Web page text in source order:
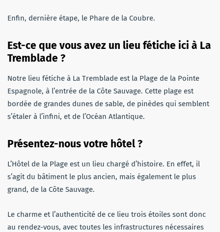
Enfin, dernière étape, le Phare de la Coubre.
Est-ce que vous avez un lieu fétiche ici à La
Tremblade ?
Notre lieu fétiche à La Tremblade est la Plage de la Pointe
Espagnole, à l’entrée de la Côte Sauvage. Cette plage est
bordée de grandes dunes de sable, de pinèdes qui semblent
s’étaler à l’infini, et de l’Océan Atlantique.
Présentez-nous votre hôtel ?
L’Hôtel de la Plage est un lieu chargé d’histoire. En effet, il
s’agit du bâtiment le plus ancien, mais également le plus
grand, de la Côte Sauvage.
Le charme et l’authenticité de ce lieu trois étoiles sont donc
au rendez-vous, avec toutes les infrastructures nécessaires